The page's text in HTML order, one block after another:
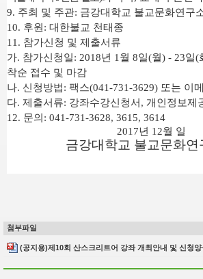
9. 주최 및 주관: 금강대학교 불교문화연구
10. 후원: 대한불교 천태종
11. 참가신청 및 제출서류
가. 참가신청일: 2018년 1월 8일(월) - 23일(
착순 접수 및 마감
나. 신청방법: 팩스(041-731-3629) 또는 이
다. 제출서류: 강좌수강신청서 , 개인정보제
12. 문의 : 041-731-3628, 3615, 3614
2017년 12월 일
금강대학교 불교문화연
첨부파일
(공지용)제10회 산스크리트어 강좌 개최안내 및 신청